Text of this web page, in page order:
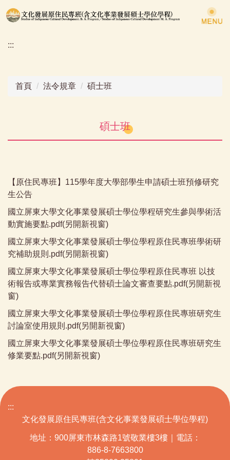
跳
到
要
:::
首頁 法令規章 碩士班
碩士班
【原住民專班】115學年度大學部學生申請碩士班預修研究
生公告
國立屏東大學文化事業發展碩士學位學程研究生參與學術活
動實施要點.pdf(另開新視窗)
國立屏東大學文化事業發展碩士學位學程原住民專班學術研
究補助規則.pdf(另開新視窗)
國立屏東大學文化事業發展碩士學位學程原住民專班 以技
術報告或專業實務報告代替碩士論文審查要點.pdf(另開新視
窗)
國立屏東大學文化事業發展碩士學位學程原住民專班研究生
討論室使用規則.pdf(另開新視窗)
國立屏東大學文化事業發展碩士學位學程原住民專班研究生
修業要點.pdf(另開新視窗)
:::
文化發展原住民專班(含文化事業發展碩士學位學程)
地址：900屏東市林森路1號敬業樓3樓｜電話：
886-8-7663800